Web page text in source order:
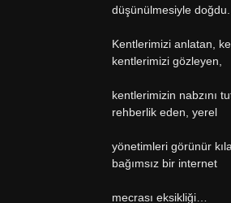
düşünülmesiyle doğdu.
Kentlerimizi anlatan,
kentlerimizi gözleyen,
kentlerimizin nabzını
rehberlik eden, yerel
yönetimleri görünür
bağımsız bir internet
mecrası eksikliği…